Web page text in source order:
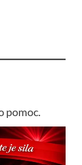
pomoc.